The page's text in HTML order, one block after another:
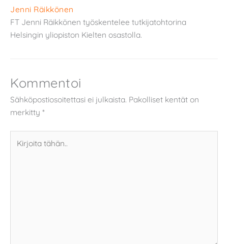
Jenni Räikkönen
FT Jenni Räikkönen työskentelee tutkijatohtorina
Helsingin yliopiston Kielten osastolla.
Kommentoi
Sähköpostiosoitettasi ei julkaista. Pakolliset kentät on
merkitty *
tähän..